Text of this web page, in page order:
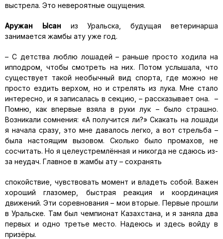
выстрела. Это невероятные ощущения.
Аружан Ықсаниз Уральска, будущаяветеринарша
занимается жамбы ату уже год.
– С детства люблю лошадей– раньше просто ходила на
ипподром, чтобы смотреть на них. Потом услышала, что
существует такой необычный вид спорта, где можно не
просто ездить верхом, но и стрелять из лука. Мне стало
интересно и я записалась в секцию, –рассказывает она.–
Помню , как впервые взяла в руки лук –было страшно.
Возникали сомнения: «А получится ли?» Скакать на лошади
я начала сразу, это мне давалось легко, а вот стрельба –
была настоящим вызовом. Сколько было промахов
не
сосчитать. Но я целеустремлённая и никогда не сдаюсь из-
за неудач. Главное в жамбы ату – сохранять
спокойствие, чувствовать момент и владеть собой. Важен
хороший глазомер, быстрая реакция и координация
движений. Эти соревнования– мои вторые. Первые прошли
в Уральске. Там был чемпионат Казахстана, и я заняла два
первых и одно третье место. Надеюсь и здесь войду в
призёры.